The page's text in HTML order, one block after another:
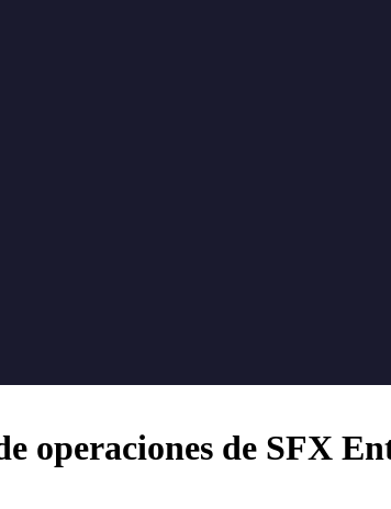
operaciones de SFX